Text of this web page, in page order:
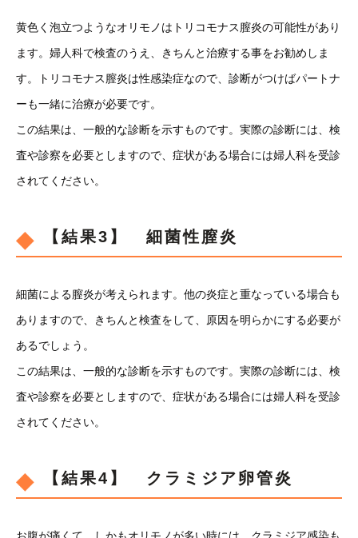
黄色く泡立つようなオリモノはトリコモナス膣炎の可能性があり
ます。婦人科で検査のうえ、きちんと治療する事をお勧めしま
す。トリコモナス膣炎は性感染症なので、診断がつけばパートナ
ーも一緒に治療が必要です。
この結果は、一般的な診断を示すものです。実際の診断には、検
査や診察を必要としますので、症状がある場合には婦人科を受診
されてください。
【結果3】 細菌性膣炎
細菌による膣炎が考えられます。他の炎症と重なっている場合も
ありますので、きちんと検査をして、原因を明らかにする必要が
あるでしょう。
この結果は、一般的な診断を示すものです。実際の診断には、検
査や診察を必要としますので、症状がある場合には婦人科を受診
されてください。
【結果4】 クラミジア卵管炎